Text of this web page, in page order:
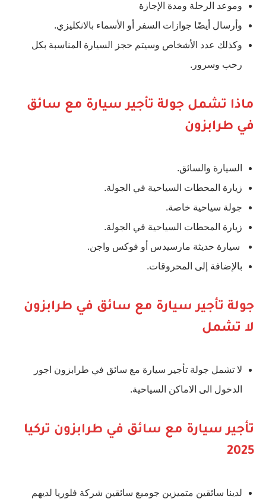
وموعد الرحلة ومدة الإجازة
وأرسال أيضًا جوازات السفر أو الأسماء بالانكليزي.
وكذلك عدد الأشخاص وسيتم حجز السيارة المناسبة بكل
رحب وسرور.
ماذا تشمل جولة تأجير سيارة مع سائق
في طرابزون
السيارة والسائق.
زيارة المحطات السياحية في الجولة.
جولة سياحية خاصة.
زيارة المحطات السياحية في الجولة.
سيارة حديثة مارسيدس أو فوكس واجن.
​بالإضافة إلى المحروقات. ​
جولة تأجير سيارة مع سائق في طرابزون
لا تشمل
لا تشمل جولة تأجير سيارة مع سائق في طرابزون اجور
الدخول الى الاماكن السياحية.
تأجير سيارة مع سائق في طرابزون تركيا
2025
لدينا سائقين متميزين جوميع سائقين شركة فلوريا لديهم